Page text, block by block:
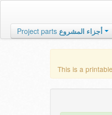
Project parts أجزاء المشروع
This is a